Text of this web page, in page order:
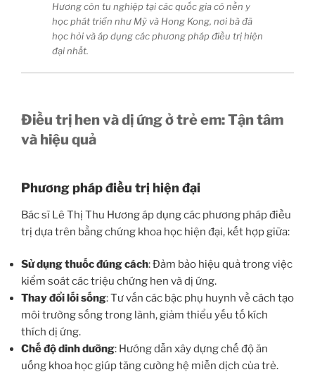
Hương còn tu nghiệp tại các quốc gia có nền y
học phát triển như Mỹ và Hong Kong, nơi bà đã
học hỏi và áp dụng các phương pháp điều trị hiện
đại nhất.
Điều trị hen và dị ứng ở trẻ em: Tận tâm
và hiệu quả
Phương pháp điều trị hiện đại
Bác sĩ Lê Thị Thu Hương áp dụng các phương pháp điều
trị dựa trên bằng chứng khoa học hiện đại, kết hợp giữa:
Sử dụng thuốc đúng cách: Đảm bảo hiệu quả trong việc
kiểm soát các triệu chứng hen và dị ứng.
Thay đổi lối sống: Tư vấn các bậc phụ huynh về cách tạo
môi trường sống trong lành, giảm thiểu yếu tố kích
thích dị ứng.
Chế độ dinh dưỡng: Hướng dẫn xây dựng chế độ ăn
uống khoa học giúp tăng cường hệ miễn dịch của trẻ.